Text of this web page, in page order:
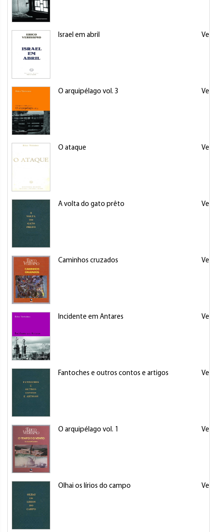
Israel em abril
O arquipélago vol. 3
O ataque
A volta do gato prêto
Caminhos cruzados
Incidente em Antares
Fantoches e outros contos e artigos
O arquipélago vol. 1
Olhai os lírios do campo